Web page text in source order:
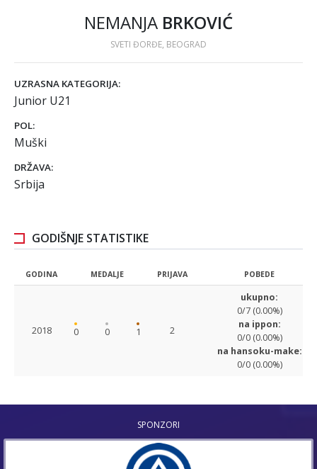
NEMANJA BRKOVIĆ
SVETI ĐORĐE, BEOGRAD
UZRASNA KATEGORIJA:
Junior U21
POL:
Muški
DRŽAVA:
Srbija
GODIŠNJE STATISTIKE
GODINA MEDALJE PRIJAVA POBEDE
2018 0 0 1 2
ukupno:
0/7 (0.00%)
na ippon:
0/0 (0.00%)
na hansoku-make:
0/0 (0.00%)
SPONZORI